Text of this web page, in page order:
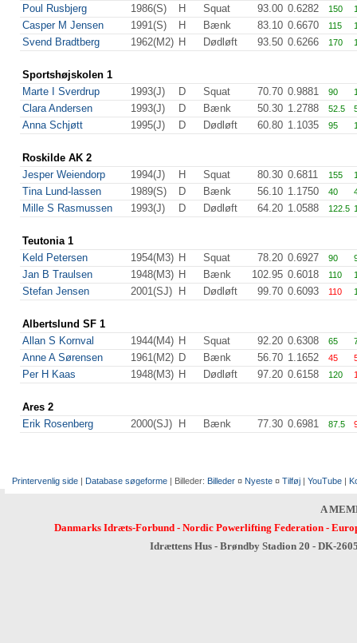
Poul Rusbjerg
1986(S) H Squat 93.00 0.6282 150
Casper M Jensen 1991(S) H Bænk 83.10 0.6670 115
Svend Bradtberg 1962(M2) H Dødløft 93.50 0.6266 170
Sportshøjskolen 1
Marte I Sverdrup
1993(J) D Squat 70.70 0.9881 90
Clara Andersen 1993(J) D Bænk 50.30 1.2788 52.5
Anna Schjøtt 1995(J) D Dødløft 60.80 1.1035 95
Roskilde AK 2
Jesper Weiendorp
1994(J) H Squat 80.30 0.6811 155
Tina Lund-lassen 1989(S) D Bænk 56.10 1.1750 40
Mille S Rasmussen 1993(J) D Dødløft 64.20 1.0588 122.5
Teutonia 1
Keld Petersen
1954(M3) H Squat 78.20 0.6927 90
Jan B Traulsen 1948(M3) H Bænk 102.95 0.6018 110
Stefan Jensen 2001(SJ) H Dødløft 99.70 0.6093 110
Albertslund SF 1
Allan S Kornval
1944(M4) H Squat 92.20 0.6308 65
Anne A Sørensen 1961(M2) D Bænk 56.70 1.1652 45
Per H Kaas 1948(M3) H Dødløft 97.20 0.6158 120
Ares 2
Erik Rosenberg
2000(SJ) H Bænk 77.30 0.6981 87.5
Printervenlig side | Database søgeforme | Billeder: Billeder ¤ Nyeste ¤ Tilføj | YouTube |
A
Danmarks Idræts-Forbund- Nordic Powerlifting Federation-
Idrættens Hus - Brøndby Stadion 20 - DK-